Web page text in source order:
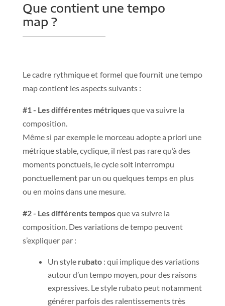
Que contient une tempo
map ?
Le cadre rythmique et formel que fournit une tempo
map contient les aspects suivants :
#1 - Les différentes métriquesque va suivre la
composition.
Même si par exemple le morceau adopte a priori une
métrique stable, cyclique, il n’est pas rare qu’à des
moments ponctuels, le cycle soit interrompu
ponctuellement par un ou quelques temps en plus
ou en moins dans une mesure.
#2 - Les différents temposque va suivre la
composition. Des variations de tempo peuvent
s’expliquer par :
Un style rubato: qui implique des variations
autour d’un tempo moyen, pour des raisons
expressives. Le style rubato peut notamment
générer parfois des ralentissements très